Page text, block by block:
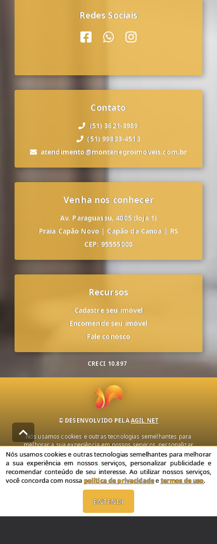
Redes Sociais
Contato
(51) 3621-3989
(51) 99833-4513
atendimento@montenegroimoveis.com.br
Venha nos conhecer
Av. Paraguassu, 4005 (loja 1)
Praia Capão Novo | Capão da Canoa | RS
CEP: 95555000
Recursos
Cadastre seu imóvel
Encomende seu imóvel
Fale conosco
CRECI 10.897
© DESENVOLVIDO PELAAGIL.NET
Nós usamos cookies e outras tecnologias semelhantes para
melhorar a sua experiência em nossos serviços, personalizar
publicidade e recomendar conteúdo de seu interesse. Ao utilizar
nossos serviços, você concorda com nossa política de privacidade e
termos de uso.
Política de Privacidade Termos de uso
Nós usamos cookies e outras tecnologias semelhantes para melhorar
a sua experiência em nossos serviços, personalizar publicidade e
recomendar conteúdo de seu interesse. Ao utilizar nossos serviços,
você concorda com nossa política de privacidadeetermos de uso.
ENTENDI